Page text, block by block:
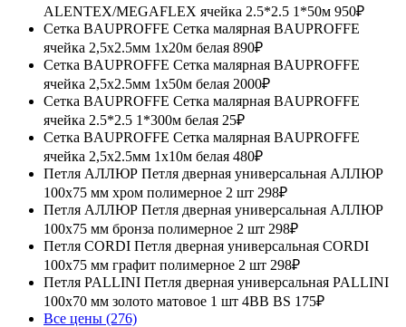
ALENTEX/MEGAFLEX ячейка 2.5*2.5 1*50м 950₽
Сетка BAUPROFFE Сетка малярная BAUPROFFE
ячейка 2,5х2.5мм 1х20м белая 890₽
Сетка BAUPROFFE Сетка малярная BAUPROFFE
ячейка 2,5х2.5мм 1х50м белая 2000₽
Сетка BAUPROFFE Сетка малярная BAUPROFFE
ячейка 2.5*2.5 1*300м белая 25₽
Сетка BAUPROFFE Сетка малярная BAUPROFFE
ячейка 2,5х2.5мм 1х10м белая 480₽
Петля АЛЛЮР Петля дверная универсальная АЛЛЮР
100х75 мм хром полимерное 2 шт 298₽
Петля АЛЛЮР Петля дверная универсальная АЛЛЮР
100х75 мм бронза полимерное 2 шт 298₽
Петля CORDI Петля дверная универсальная CORDI
100х75 мм графит полимерное 2 шт 298₽
Петля PALLINI Петля дверная универсальная PALLINI
100х70 мм золото матовое 1 шт 4BB BS 175₽
Все цены (276)